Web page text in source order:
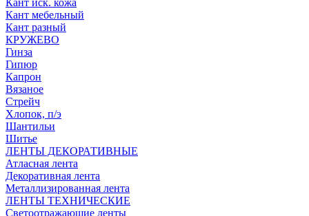
Кант иск. кожа
Кант мебельный
Кант разный
КРУЖЕВО
Гинза
Гипюр
Капрон
Вязаное
Стрейч
Хлопок, п/э
Шантильи
Шитье
ЛЕНТЫ ДЕКОРАТИВНЫЕ
Атласная лента
Декоративная лента
Металлизированная лента
ЛЕНТЫ ТЕХНИЧЕСКИЕ
Светоотражающие ленты